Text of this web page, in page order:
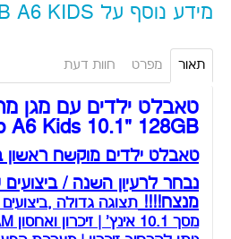
מידע נוסף על BLACKVIEW TAB A6 KIDS
תאור מפרט חוות דעת
A6 Kids 10.1" 128GB
טאבלט ילדים מוקשח ראשון
נבחר לרעיון השנה /
מנצח!!!! תצוגה גדולה